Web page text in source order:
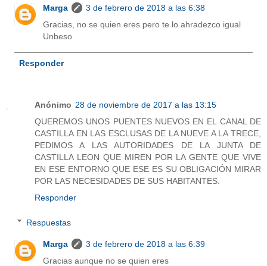
Marga
3 de febrero de 2018 a las 6:38
Gracias, no se quien eres pero te lo ahradezco igual
Unbeso
Responder
Anónimo 28 de noviembre de 2017 a las 13:15
QUEREMOS UNOS PUENTES NUEVOS EN EL CANAL DE
CASTILLA EN LAS ESCLUSAS DE LA NUEVE A LA TRECE,
PEDIMOS A LAS AUTORIDADES DE LA JUNTA DE
CASTILLA LEON QUE MIREN POR LA GENTE QUE VIVE
EN ESE ENTORNO QUE ESE ES SU OBLIGACIÓN MIRAR
POR LAS NECESIDADES DE SUS HABITANTES.
Responder
Respuestas
Marga
3 de febrero de 2018 a las 6:39
Gracias aunque no se quien eres